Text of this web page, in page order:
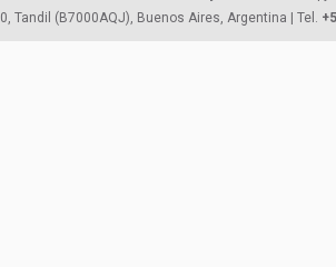
Tandil (B7000AQJ), Buenos Aires, Argentina | Tel.